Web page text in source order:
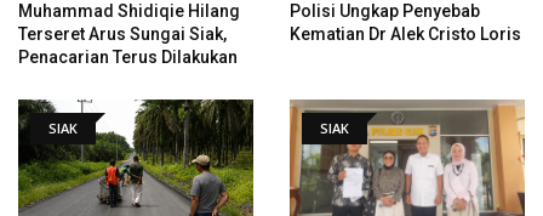
Muhammad Shidiqie Hilang
Terseret Arus Sungai Siak,
Penacarian Terus Dilakukan
Polisi Ungkap Penyebab
Kematian Dr Alek Cristo Loris
SIAK SIAK